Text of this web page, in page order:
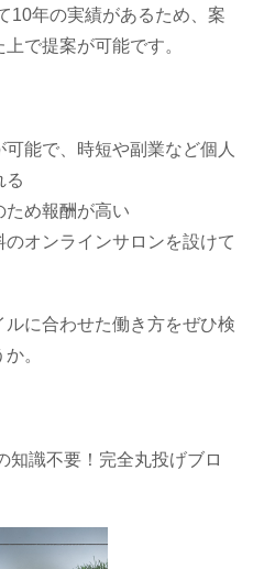
10年の実績があるため、案
で提案が可能です。
可能で、時短や副業など個人
る
ため報酬が高い
のオンラインサロンを設けて
に合わせた働き方をぜひ検
。
知識不要！完全丸投げブロ